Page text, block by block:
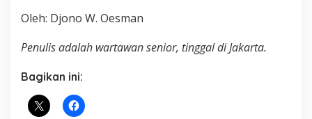
Oleh: Djono W. Oesman
Penulis adalah wartawan senior, tinggal di Jakarta.
Bagikan ini: